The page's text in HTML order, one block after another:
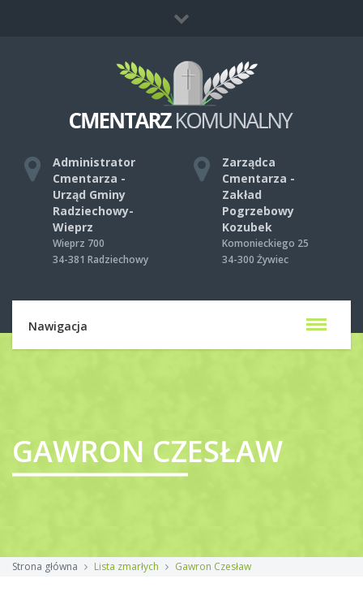
Co zrobić, gdy umrze ktoś bliski?
Kontakt
Administrator
Cmentarza -
Urząd Gminy
Radziechowy-
Wieprz
Wieprz 700
34-381 Radziechowy
Zarządca
Cmentarza -
Zakład
Pogrzebowy
Kozubek
Komonieckiego 25
34-300 Żywiec
Nawigacja
GAWRON CZESŁAW
Strona główna Lista zmarłych Gawron Czesław